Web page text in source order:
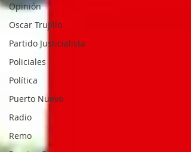
Opinión
Oscar Trujillo
Partido Justicialista
Policiales
Política
Puerto Nuevo
Radio
Remo